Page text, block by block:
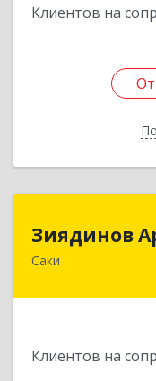
Клиентов на
Зиядинов
Саки
Клиентов на